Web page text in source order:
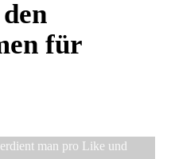
für